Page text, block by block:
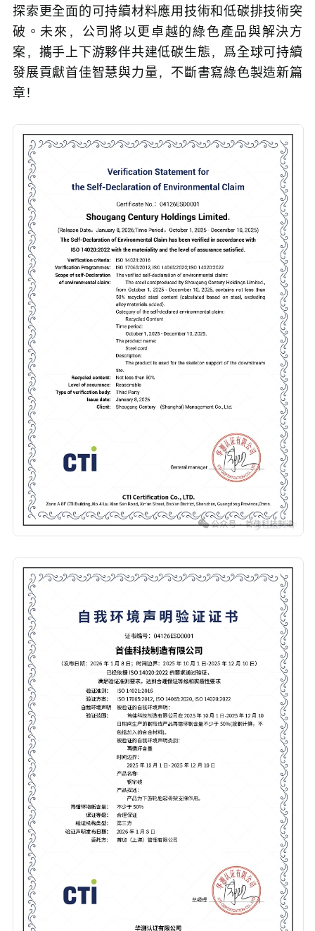
探索更全面的可持續材料應用技術和低碳排技術突
破。未來，公司將以更卓越的綠色產品與解決方
案，攜手上下游夥伴共建低碳生態，爲全球可持續
發展貢獻首佳智慧與力量，不斷書寫綠色製造新篇
章！